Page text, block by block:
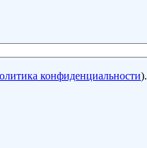
конфиденциальности).